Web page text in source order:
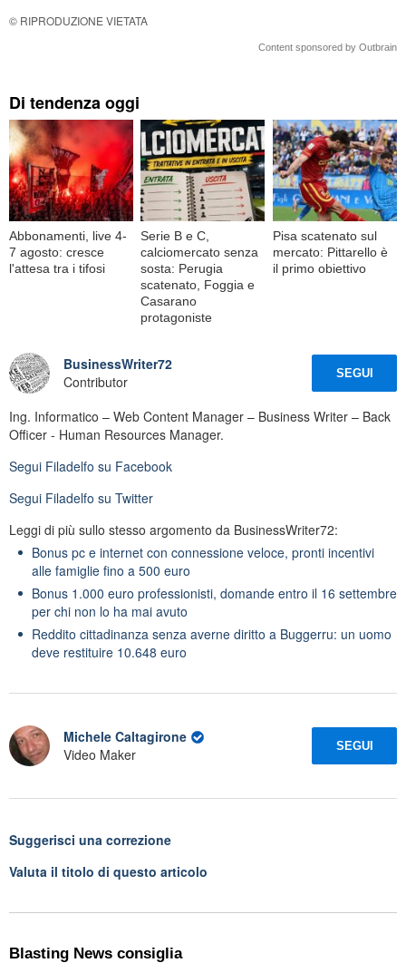
© RIPRODUZIONE VIETATA
Content sponsored by Outbrain
Di tendenza oggi
Abbonamenti, live 4-
7 agosto: cresce
l'attesa tra i tifosi
Serie B e C,
calciomercato senza
sosta: Perugia
scatenato, Foggia e
Casarano
protagoniste
Pisa scatenato sul
mercato: Pittarello è
il primo obiettivo
BusinessWriter72
Contributor
SEGUI
Ing. Informatico – Web Content Manager – Business Writer – Back
Officer - Human Resources Manager.
Segui Filadelfo su Facebook
Segui Filadelfo su Twitter
Leggi di più sullo stesso argomento da BusinessWriter72:
Bonus pc e internet con connessione veloce, pronti incentivi
alle famiglie fino a 500 euro
Bonus 1.000 euro professionisti, domande entro il 16 settembre
per chi non lo ha mai avuto
Reddito cittadinanza senza averne diritto a Buggerru: un uomo
deve restituire 10.648 euro
Michele Caltagirone
Video Maker
SEGUI
Suggerisci una correzione
Valuta il titolo di questo articolo
Blasting News consiglia